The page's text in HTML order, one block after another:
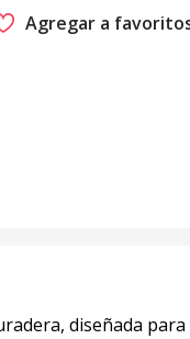
Agregar a
diseñada